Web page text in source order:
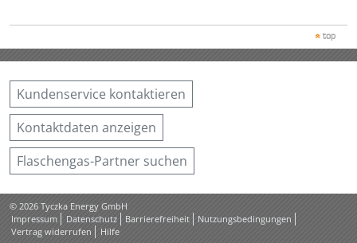
top
Kundenservice kontaktieren
Kontaktdaten anzeigen
Flaschengas-Partner suchen
© 2026 Tyczka Energy GmbH
Impressum
Datenschutz Barrierefreiheit
Nutzungsbedingungen
Vertrag widerrufen
Hilfe